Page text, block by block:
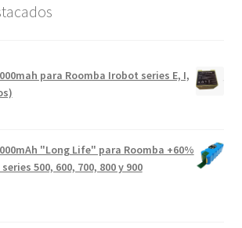
para Roomba Irobot series E, I,
"Long Life" para Roomba +60%
500, 600, 700, 800 y 900